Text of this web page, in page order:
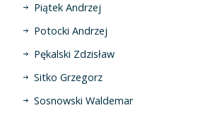
Piątek Andrzej
Potocki Andrzej
Pękalski Zdzisław
Sitko Grzegorz
Sosnowski Waldemar